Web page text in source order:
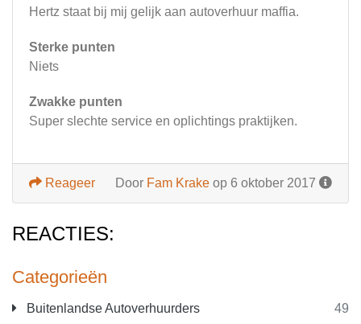
Categorieën
Buitenlandse Autoverhuurders 49
Hertz staat bij mij gelijk aan autoverhuur maffia.
Sterke punten
Niets
Zwakke punten
Super slechte service en oplichtings praktijken.
Door Fam Krake op 6 oktober 2017
Reageer
REACTIES: